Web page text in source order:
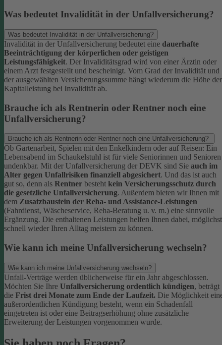
Was bedeutet Invalidität in der Unfallversicherung?
Was bedeutet Invalidität in der Unfallversicherung?
Invalidität in der Unfallversicherung bedeutet eine dauerhafte
Beeinträchtigung der körperlichen oder geistigen
Leistungsfähigkeit. Der Invaliditätsgrad wird von einer Ärztin oder
einem Arzt festgestellt und bescheinigt. Vom Grad der Invalidität und
der ausgewählten Versicherungssumme hängt wiederum die Höhe der
Kapitalleistung bei Invalidität ab.
Brauche ich als Rentnerin oder Rentner noch eine
Unfallversicherung?
Brauche ich als Rentnerin oder Rentner noch eine Unfallversicherung?
Ob Gartenarbeit, Spielen mit den Enkelkindern oder auf Reisen: Ein
Lebensabend im Schaukelstuhl ist für viele Seniorinnen und Senioren
undenkbar. Mit der Unfallversicherung der DEVK sind Sie auch im
Alter gegen Unfallrisiken finanziell abgesichert. Und das ist auch
gut so, denn als Rentner besteht kein Versicherungsschutz durch
die gesetzliche Unfallversicherung. Außerdem bieten wir Ihnen mit
dem Zusatzbaustein der Reha- und Assistance-Leistungen
(Fahrdienst, Wäscheservice, Reha-Beratung u. v. m.) eine sinnvolle
Ergänzung. Die enthaltenen Leistungen helfen Ihnen dabei, möglichst
schnell wieder Ihren Alltag meistern zu können.
Wie kann ich meine Unfallversicherung wechseln?
Wie kann ich meine Unfallversicherung wechseln?
Unfall-Verträge werden üblicherweise für ein Jahr abgeschlossen.
Möchten Sie Ihre Unfallversicherung ordentlich kündigen, beträgt
die Frist drei Monate zum Ende der Laufzeit. Die Möglichkeit
außerordentlichen Kündigung besteht, wenn ein Schadenfall
eingetreten ist oder eine Beitragserhöhung ohne zusätzliche
Erweiterung der Leistungen vorgenommen wurde.